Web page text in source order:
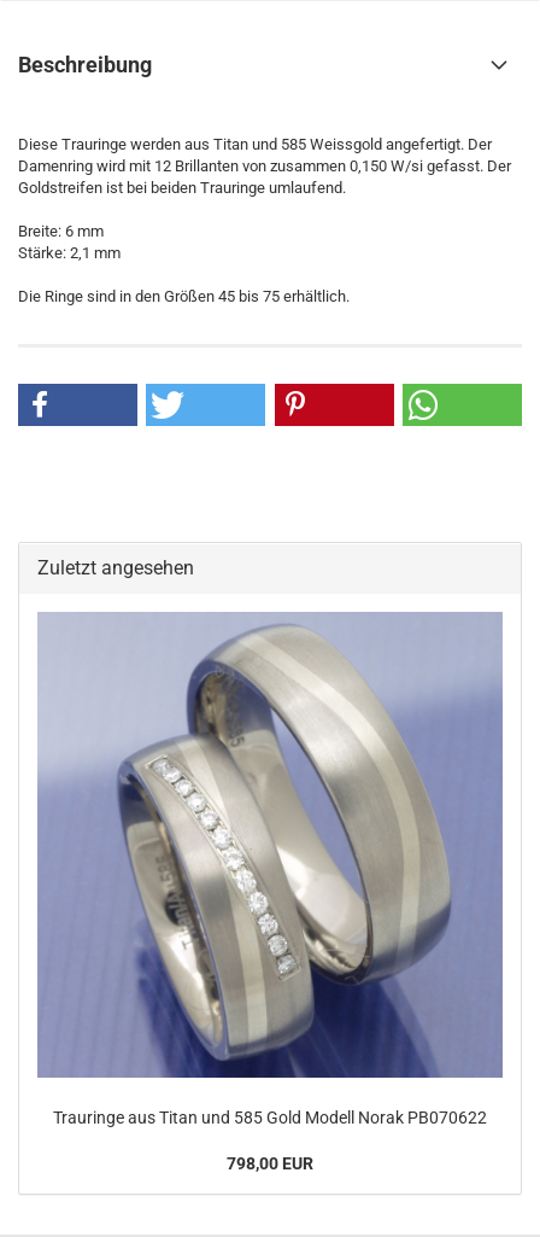
Beschreibung
Diese Trauringe werden aus Titan und 585 Weissgold angefertigt. Der
Damenring wird mit 12 Brillanten von zusammen 0,150 W/si gefasst. Der
Goldstreifen ist bei beiden Trauringe umlaufend.
Breite: 6 mm
Stärke: 2,1 mm
Die Ringe sind in den Größen 45 bis 75 erhältlich.
Zuletzt angesehen
Trauringe aus Titan und 585 Gold Modell Norak PB070622
798,00 EUR